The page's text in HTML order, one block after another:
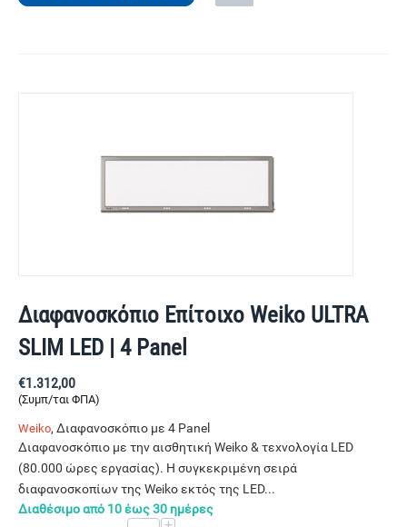
Διαφανοσκόπιο Επίτοιχο Weiko ULTRA
SLIM LED | 4 Panel
€1.312,00
(Συμπ/ται ΦΠΑ)
Weiko, Διαφανοσκόπιο με 4 Panel
Διαφανοσκόπιο με την αισθητική Weiko & τεχνολογία LED
(80.000 ώρες εργασίας). Η συγκεκριμένη σειρά
διαφανοσκοπίων της Weiko εκτός της LED...
Διαθέσιμο από 10 έως 30 ημέρες